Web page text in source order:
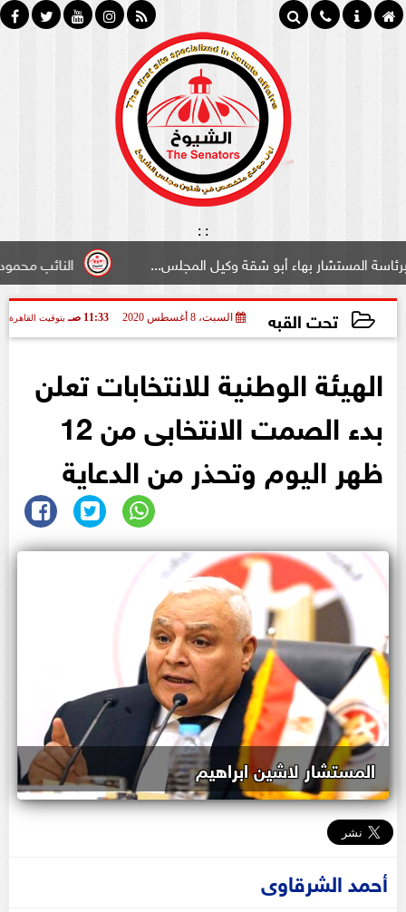
:
:
النائب محمود سامي
بهاء أبو شقة وكيل المجلس...
تحت القبه السبت، 8 أغسطس 2020 11:33 صـ بتوقيت القاهرة
الهيئة الوطنية للانتخابات تعلن
بدء الصمت الانتخابى من 12
ظهر اليوم وتحذر من الدعاية
المستشار لاشين ابراهيم
أحمد الشرقاوى